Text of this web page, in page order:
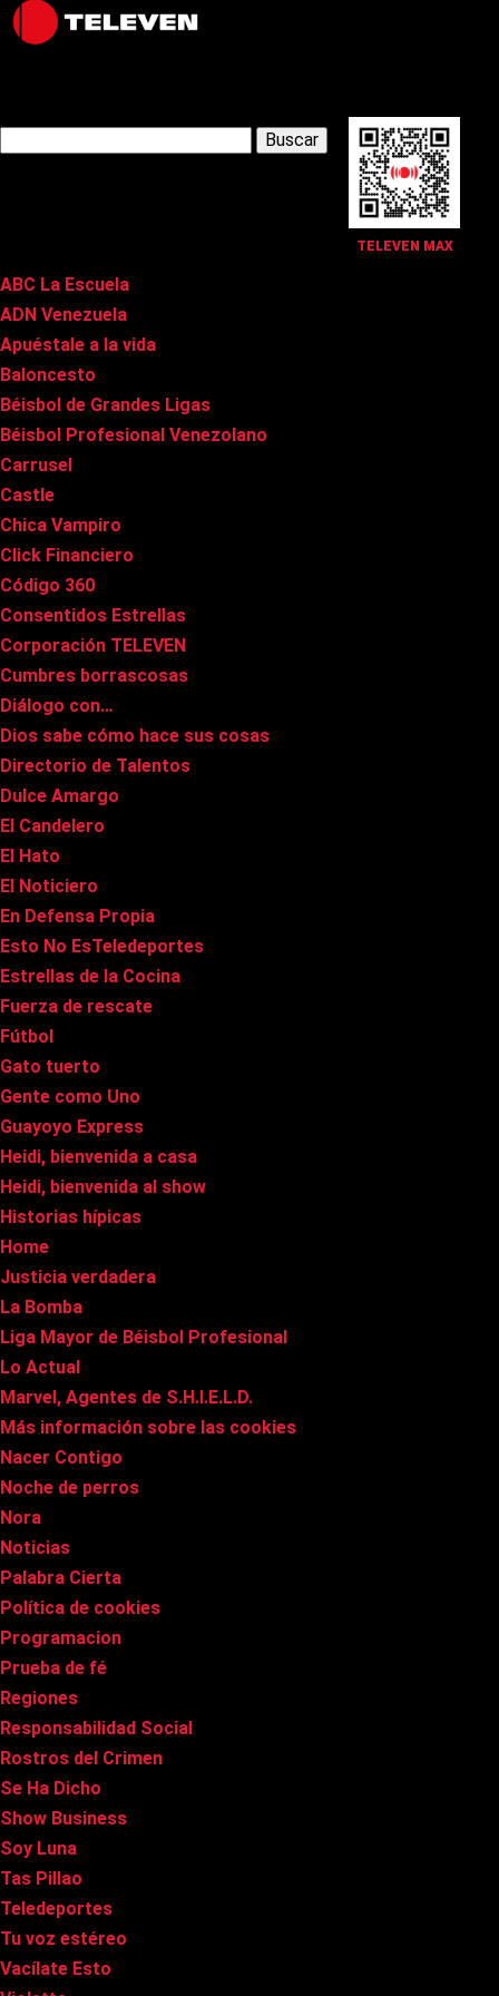
TELEVEN MAX
Latest Posts
ABC La Escuela
ADN Venezuela
Apuéstale a la vida
Baloncesto
Béisbol de Grandes Ligas
Béisbol Profesional Venezolano
Carrusel
Castle
Chica Vampiro
Click Financiero
Código 360
Consentidos Estrellas
Corporación TELEVEN
Cumbres borrascosas
Diálogo con…
Dios sabe cómo hace sus cosas
Directorio de Talentos
Dulce Amargo
El Candelero
El Hato
El Noticiero
En Defensa Propia
Esto No EsTeledeportes
Estrellas de la Cocina
Fuerza de rescate
Fútbol
Gato tuerto
Gente como Uno
Guayoyo Express
Heidi, bienvenida a casa
Heidi, bienvenida al show
Historias hípicas
Home
Justicia verdadera
La Bomba
Liga Mayor de Béisbol Profesional
Lo Actual
Marvel, Agentes de S.H.I.E.L.D.
Más información sobre las cookies
Nacer Contigo
Noche de perros
Nora
Noticias
Palabra Cierta
Política de cookies
Programacion
Prueba de fé
Regiones
Responsabilidad Social
Rostros del Crimen
Se Ha Dicho
Show Business
Soy Luna
Tas Pillao
Teledeportes
Tu voz estéreo
Vacílate Esto